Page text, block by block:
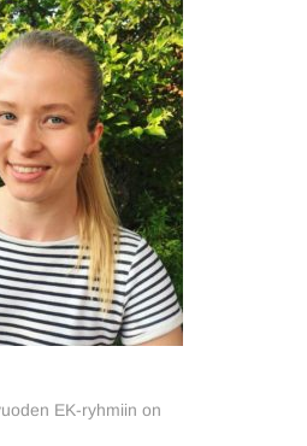
EK-ryhmiin on